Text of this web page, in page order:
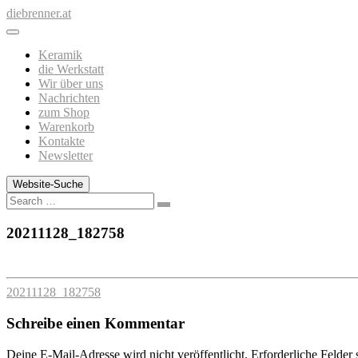
Zum
Inhalt
diebrenner.at
Keramik
die Werkstatt
Wir über uns
Nachrichten
zum Shop
Warenkorb
Kontakte
Newsletter
Website-Suche
Search
20211128_182758
20211128_182758
Schreibe einen Kommentar
Deine E-Mail-Adresse wird nicht veröffentlicht. Erforderliche Felder